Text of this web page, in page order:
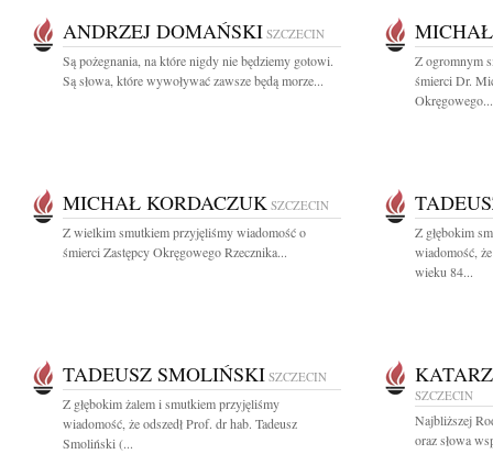
ANDRZEJ DOMAŃSKI SZCZECIN
Są pożegnania, na które nigdy nie będziemy gotowi.
Są słowa, które wywoływać zawsze będą morze...
Z ogromnym
śmierci Dr.
Okręgowego...
MICHAŁ KORDACZUK SZCZECIN
Z wielkim smutkiem przyjęliśmy wiadomość o
śmierci Zastępcy Okręgowego Rzecznika...
Z głębokim
wiadomość,
wieku 84...
TADEUSZ SMOLIŃSKI SZCZECIN
Z głębokim żalem i smutkiem przyjęliśmy
wiadomość, że odszedł Prof. dr hab. Tadeusz
Smoliński (...
SZCZECIN
Najbliższej
oraz słowa